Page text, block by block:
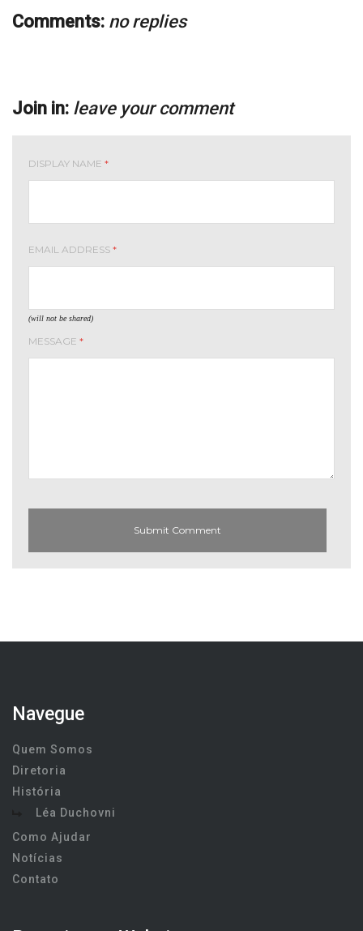
Comments: no replies
Join in: leave your comment
DISPLAY NAME *
EMAIL ADDRESS *
(will not be shared)
MESSAGE *
Navegue
Quem Somos
Diretoria
História
Léa Duchovni
Como Ajudar
Notícias
Contato